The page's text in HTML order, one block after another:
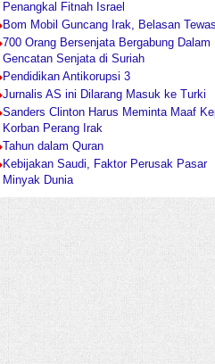
Penangkal Fitnah Israel
Bom Mobil Guncang Irak, Belasan Tewas
700 Orang Bersenjata Bergabung Dalam
Gencatan Senjata di Suriah
Pendidikan Antikorupsi 3
Jurnalis AS ini Dilarang Masuk ke Turki
Sanders Clinton Harus Meminta Maaf
Korban Perang Irak
Tahun dalam Quran
Kebijakan Saudi, Faktor Perusak Pasar
Minyak Dunia